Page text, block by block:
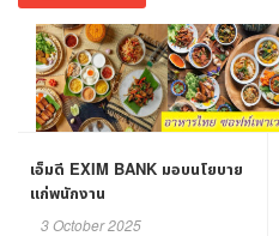
เอ็มดี EXIM BANK มอบนโยบาย
แก่พนักงาน
3 October 2025